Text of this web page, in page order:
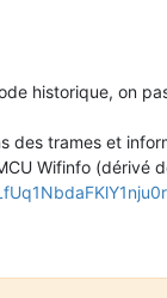
historique, on
trames et
Wifinfo (dérivé